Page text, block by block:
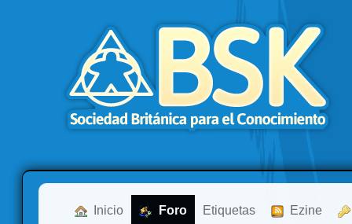
Inicio Foro Etiquetas Ezine